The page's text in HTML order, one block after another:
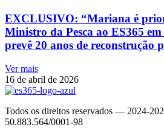
EXCLUSIVO: “Mariana é
Ministro da Pesca ao ES365
prevê 20 anos de reconstrução
Ver mais
16 de abril de 2026
Todos os direitos reservados — 2024-
50.883.564/0001-98